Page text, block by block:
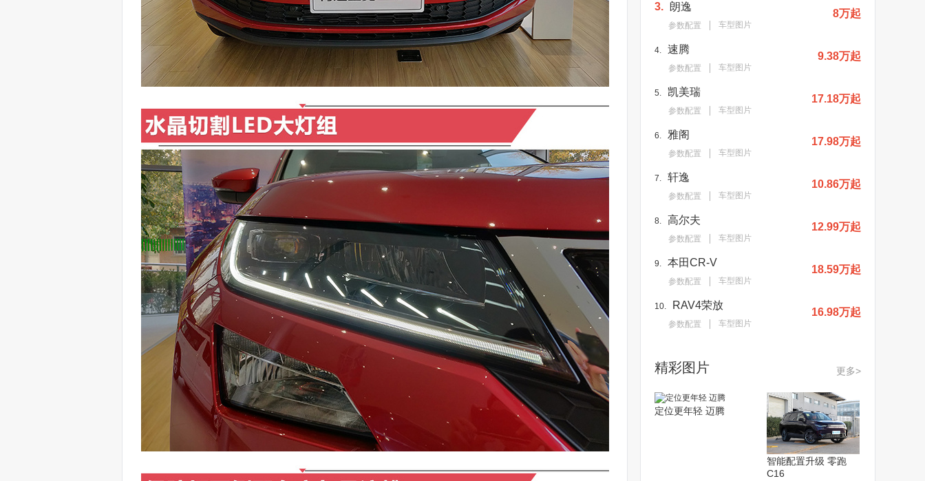
3. 朗逸
参数配置 车型图片
8万起
4. 速腾
参数配置 车型图片
9.38万起
5. 凯美瑞
参数配置 车型图片
17.18万起
6. 雅阁
参数配置 车型图片
17.98万起
7. 轩逸
参数配置 车型图片
10.86万起
8. 高尔夫
参数配置 车型图片
12.99万起
9. 本田CR-V
参数配置 车型图片
18.59万起
10. RAV4荣放
参数配置 车型图片
16.98万起
精彩图片 更多>
定位更年轻 迈腾
智能配置升级 零跑
C16